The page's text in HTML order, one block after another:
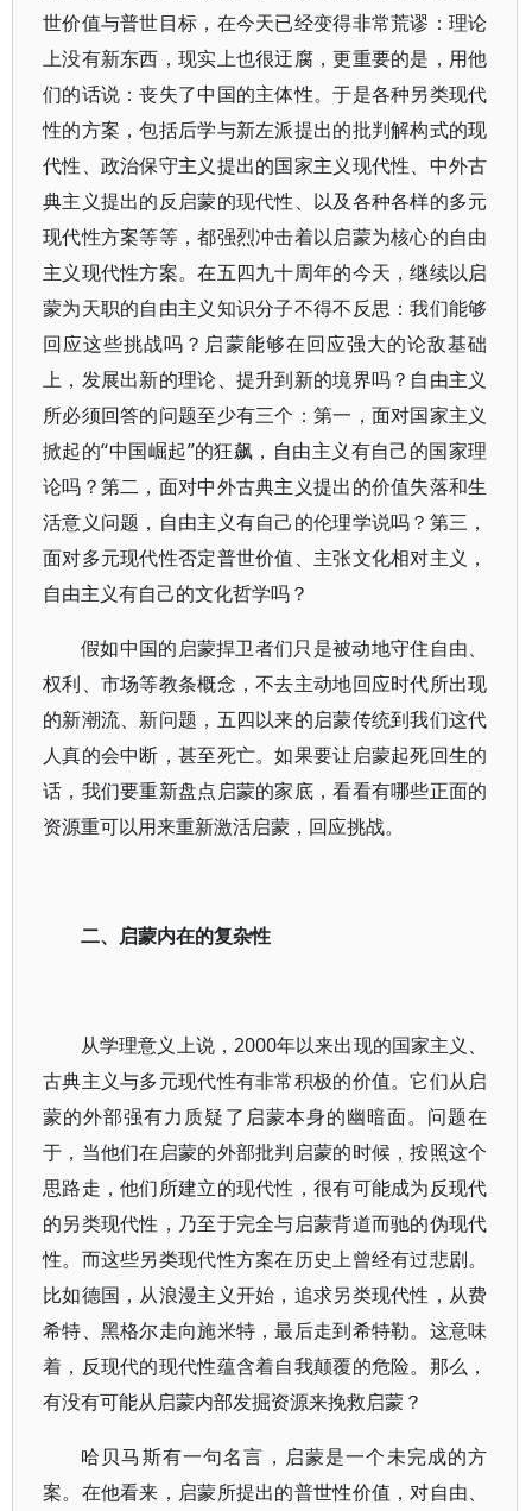
世价值与普世目标，在今天已经变得非常荒谬：理论
上没有新东西，现实上也很迂腐，更重要的是，用他
们的话说：丧失了中国的主体性。于是各种另类现代
性的方案，包括后学与新左派提出的批判解构式的现
代性、政治保守主义提出的国家主义现代性、中外古
典主义提出的反启蒙的现代性、以及各种各样的多元
现代性方案等等，都强烈冲击着以启蒙为核心的自由
主义现代性方案。在五四九十周年的今天，继续以启
蒙为天职的自由主义知识分子不得不反思：我们能够
回应这些挑战吗？启蒙能够在回应强大的论敌基础
上，发展出新的理论、提升到新的境界吗？自由主义
所必须回答的问题至少有三个：第一，面对国家主义
掀起的“中国崛起”的狂飙，自由主义有自己的国家理
论吗？第二，面对中外古典主义提出的价值失落和生
活意义问题，自由主义有自己的伦理学说吗？第三，
面对多元现代性否定普世价值、主张文化相对主义，
自由主义有自己的文化哲学吗？
假如中国的启蒙捍卫者们只是被动地守住自由、
权利、市场等教条概念，不去主动地回应时代所出现
的新潮流、新问题，五四以来的启蒙传统到我们这代
人真的会中断，甚至死亡。如果要让启蒙起死回生的
话，我们要重新盘点启蒙的家底，看看有哪些正面的
资源重可以用来重新激活启蒙，回应挑战。
二、启蒙内在的复杂性
从学理意义上说，2000年以来出现的国家主义、
古典主义与多元现代性有非常积极的价值。它们从启
蒙的外部强有力质疑了启蒙本身的幽暗面。问题在
于，当他们在启蒙的外部批判启蒙的时候，按照这个
思路走，他们所建立的现代性，很有可能成为反现代
的另类现代性，乃至于完全与启蒙背道而驰的伪现代
性。而这些另类现代性方案在历史上曾经有过悲剧。
比如德国，从浪漫主义开始，追求另类现代性，从费
希特、黑格尔走向施米特，最后走到希特勒。这意味
着，反现代的现代性蕴含着自我颠覆的危险。那么，
有没有可能从启蒙内部发掘资源来挽救启蒙？
哈贝马斯有一句名言，启蒙是一个未完成的方
案。在他看来，启蒙所提出的普世性价值，对自由、